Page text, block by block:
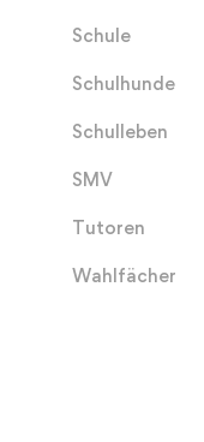
Schule
Schulhunde
Schulleben
SMV
Tutoren
Wahlfächer